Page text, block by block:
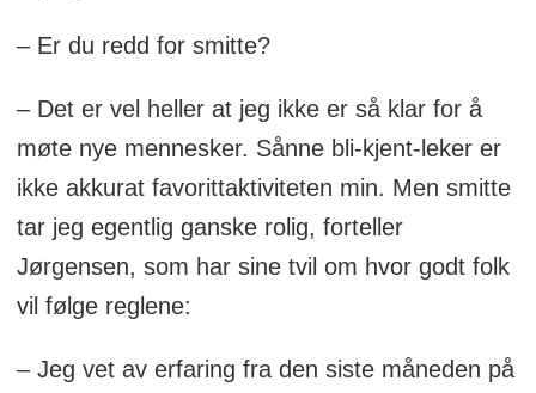
– Er du redd for smitte?
– Det er vel heller at jeg ikke er så klar for å
møte nye mennesker. Sånne bli-kjent-leker er
ikke akkurat favorittaktiviteten min. Men smitte
tar jeg egentlig ganske rolig, forteller
Jørgensen, som har sine tvil om hvor godt folk
vil følge reglene:
– Jeg vet av erfaring fra den siste måneden på